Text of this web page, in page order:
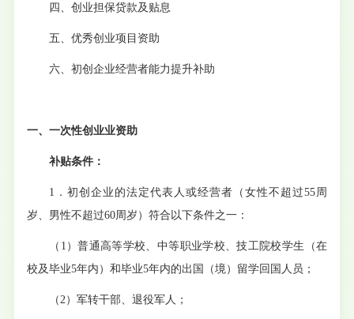
四、创业担保贷款及贴息
五、优秀创业项目资助
六、初创企业经营者能力提升补助
一、一次性创业业资助
补贴条件：
1．初创企业的法定代表人或经营者（女性不超过55周
岁、男性不超过60周岁）符合以下条件之一：
（ 1 ）普通高等学校、中等职业学校、技工院校学生（在
校及毕业5年内）和毕业5年内的出国（境）留学回国人员；
（ 2 ）军转干部、退役军人；